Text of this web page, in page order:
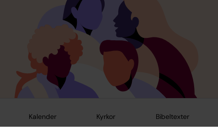
Kalender Kyrkor Bibeltexter